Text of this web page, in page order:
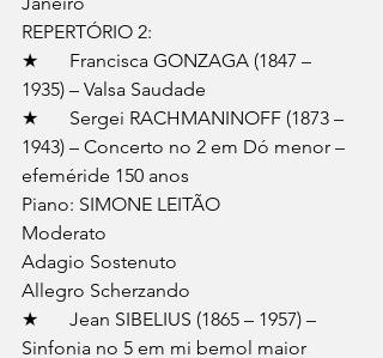
REPERTÓRIO 2:
★	Francisca GONZAGA (1847 –
1935) – Valsa Saudade
★	Sergei RACHMANINOFF (1873 –
1943) – Concerto no 2 em Dó menor –
efeméride 150 anos
Piano: SIMONE LEITÃO
Moderato
Adagio Sostenuto
Allegro Scherzando
★	Jean SIBELIUS (1865 – 1957) –
Sinfonia no 5 em mi bemol maior